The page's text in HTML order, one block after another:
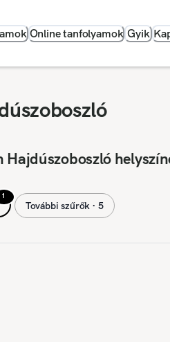
Online tanfolyamok Gyik
1
További szűrők ∙ 5